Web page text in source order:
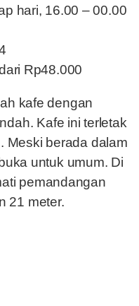
hari, 16.00 – 00.00
Rp48.000
kafe dengan
Kafe ini terletak
Meski berada dalam
untuk umum. Di
pemandangan
21 meter.